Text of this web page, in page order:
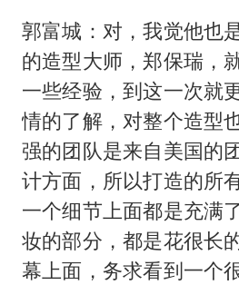
郭富城：对，我觉他也
的造型大师，郑保瑞，
一些经验，到这一次就
情的了解，对整个造型
强的团队是来自美国的
计方面，所以打造的所
一个细节上面都是充满
妆的部分，都是花很长
幕上面，务求看到一个